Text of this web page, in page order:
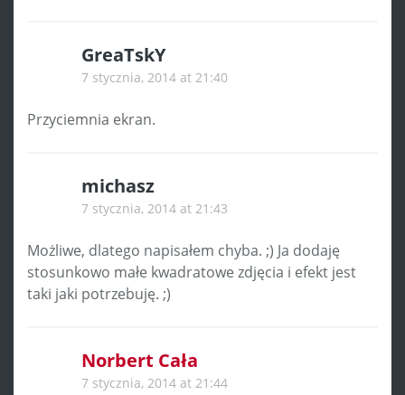
GreaTskY
7 stycznia, 2014 at 21:40
Przyciemnia ekran.
michasz
7 stycznia, 2014 at 21:43
Możliwe, dlatego napisałem chyba. ;) Ja dodaję
stosunkowo małe kwadratowe zdjęcia i efekt jest
taki jaki potrzebuję. ;)
Norbert Cała
7 stycznia, 2014 at 21:44